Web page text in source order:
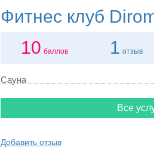
Фитнес клуб
10 баллов 1 отзыв
Сауна
Все
Добавить отзыв